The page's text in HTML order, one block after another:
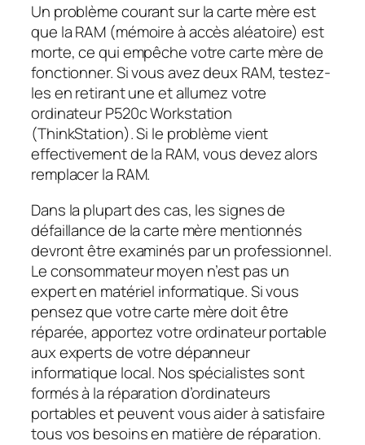
Un problème courant sur la carte mère est
que la RAM (mémoire à accès aléatoire) est
morte, ce qui empêche votre carte mère de
fonctionner. Si vous avez deux RAM, testez-
les en retirant une et allumez votre
ordinateur P520c Workstation
(ThinkStation). Si le problème vient
effectivement de la RAM, vous devez alors
remplacer la RAM.
Dans la plupart des cas, les signes de
défaillance de la carte mère mentionnés
devront être examinés par un professionnel.
Le consommateur moyen n’est pas un
expert en matériel informatique. Si vous
pensez que votre carte mère doit être
réparée, apportez votre ordinateur portable
aux experts de votre dépanneur
informatique local. Nos spécialistes sont
formés à la réparation d’ordinateurs
portables et peuvent vous aider à satisfaire
tous vos besoins en matière de réparation.